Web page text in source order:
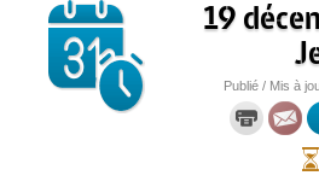
19
Publié / Mis à